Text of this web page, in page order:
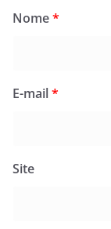
Nome*
E-mail*
Site